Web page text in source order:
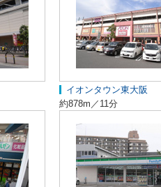
イオンタウン東大阪
約878m／11分